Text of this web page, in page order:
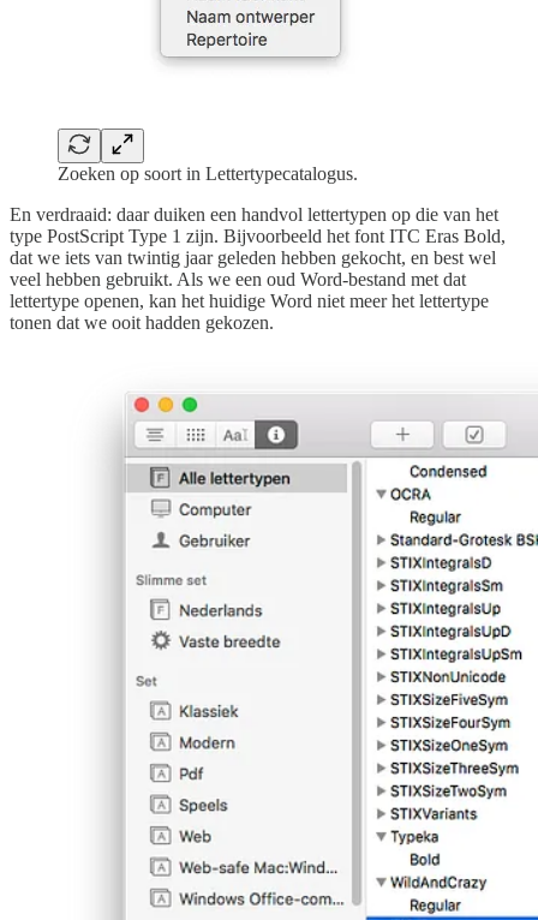
Zoeken op soort in Lettertypecatalogus.
En verdraaid: daar duiken een handvol lettertypen op die van het
type PostScript Type 1 zijn. Bijvoorbeeld het font ITC Eras Bold,
dat we iets van twintig jaar geleden hebben gekocht, en best wel
veel hebben gebruikt. Als we een oud Word-bestand met dat
lettertype openen, kan het huidige Word niet meer het lettertype
tonen dat we ooit hadden gekozen.